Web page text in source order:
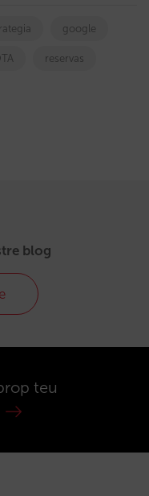
google
reservas
blog
teu